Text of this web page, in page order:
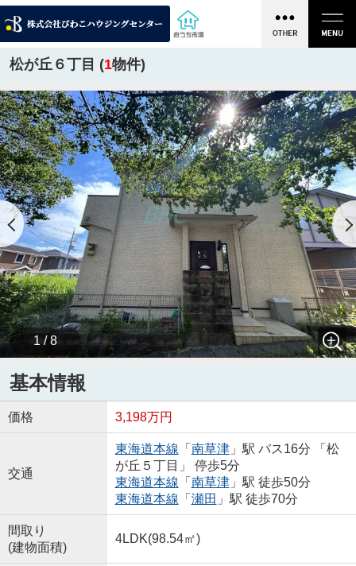
松が丘６丁目 (1物件)
1 / 8
基本情報
価格 3,198万円
交通
東海道本線 「 南草津」駅 バス16分 「松
が丘５丁目」 停歩5分
東海道本線 「 南草津」駅 徒歩50分
東海道本線 「 瀬田 」駅 徒歩70分
間取り
(建物面積)
4LDK(98.54㎡)